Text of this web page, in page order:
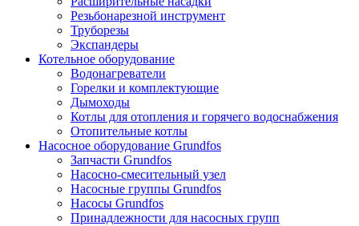
Резьбонарезной инструмент
Труборезы
Экспандеры
Котельное оборудование
Водонагреватели
Горелки и комплектующие
Дымоходы
Котлы для отопления и горячего водоснабжения
Отопительные котлы
Насосное оборудование Grundfos
Запчасти Grundfos
Насосно-смесительный узел
Насосные группы Grundfos
Насосы Grundfos
Принадлежности для насосных групп